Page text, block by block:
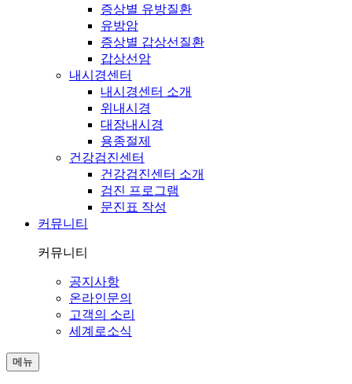
증상별 유방질환
유방암
증상별 갑상선질환
갑상선암
내시경센터
내시경센터 소개
위내시경
대장내시경
용종절제
건강검진센터
건강검진센터 소개
검진 프로그램
문진표 작성
커뮤니티
커뮤니티
공지사항
온라인문의
고객의 소리
세계로소식
메뉴